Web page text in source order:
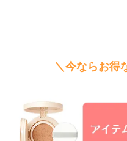
＼今ならお得